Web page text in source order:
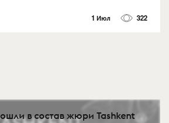
1 Июл 322
в состав жюри Tashkent